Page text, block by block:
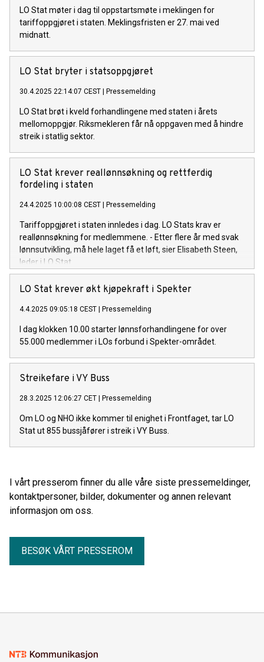
LO Stat møter i dag til oppstartsmøte i meklingen for
tariffoppgjøret i staten. Meklingsfristen er 27. mai ved
midnatt.
LO Stat bryter i statsoppgjøret
30.4.2025 22:14:07 CEST | Pressemelding
LO Stat brøt i kveld forhandlingene med staten i årets
mellomoppgjør. Riksmekleren får nå oppgaven med å hindre
streik i statlig sektor.
LO Stat krever reallønnsøkning og rettferdig
fordeling i staten
24.4.2025 10:00:08 CEST | Pressemelding
Tariffoppgjøret i staten innledes i dag. LO Stats krav er
reallønnsøkning for medlemmene. - Etter flere år med svak
lønnsutvikling, må hele laget få et løft, sier Elisabeth Steen,
leder i LO Stat.
LO Stat krever økt kjøpekraft i Spekter
4.4.2025 09:05:18 CEST | Pressemelding
I dag klokken 10.00 starter lønnsforhandlingene for over
55.000 medlemmer i LOs forbund i Spekter-området.
Streikefare i VY Buss
28.3.2025 12:06:27 CET | Pressemelding
Om LO og NHO ikke kommer til enighet i Frontfaget, tar LO
Stat ut 855 bussjåfører i streik i VY Buss.
I vårt presserom finner du alle våre siste pressemeldinger,
kontaktpersoner, bilder, dokumenter og annen relevant
informasjon om oss.
BESØK VÅRT PRESSEROM